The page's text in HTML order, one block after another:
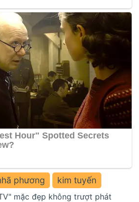
phương kim tuyến
mặc đẹp không trượt phát